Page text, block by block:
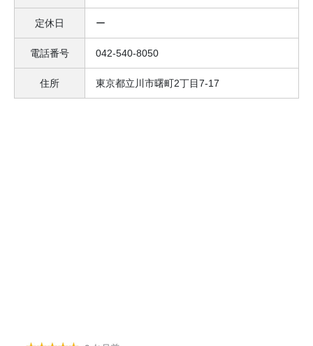
定休日 ー
電話番号 042-540-8050
住所 東京都立川市曙町2丁目7-17